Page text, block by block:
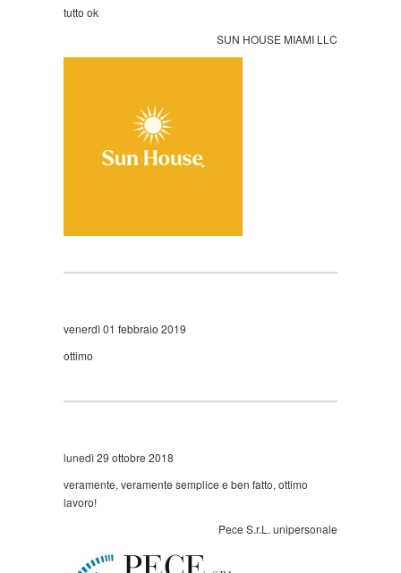
tutto ok
SUN HOUSE MIAMI LLC
venerdì 01 febbraio 2019
ottimo
lunedì 29 ottobre 2018
veramente, veramente semplice e ben fatto, ottimo
lavoro!
Pece S.r.L. unipersonale